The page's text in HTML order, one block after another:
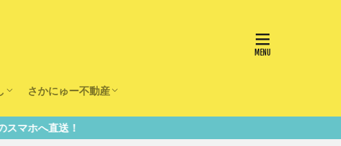
おでかけ
ン
保育園
健康
習い事
教育
習い事
と
さかにゅー不動産
住宅
リフォーム